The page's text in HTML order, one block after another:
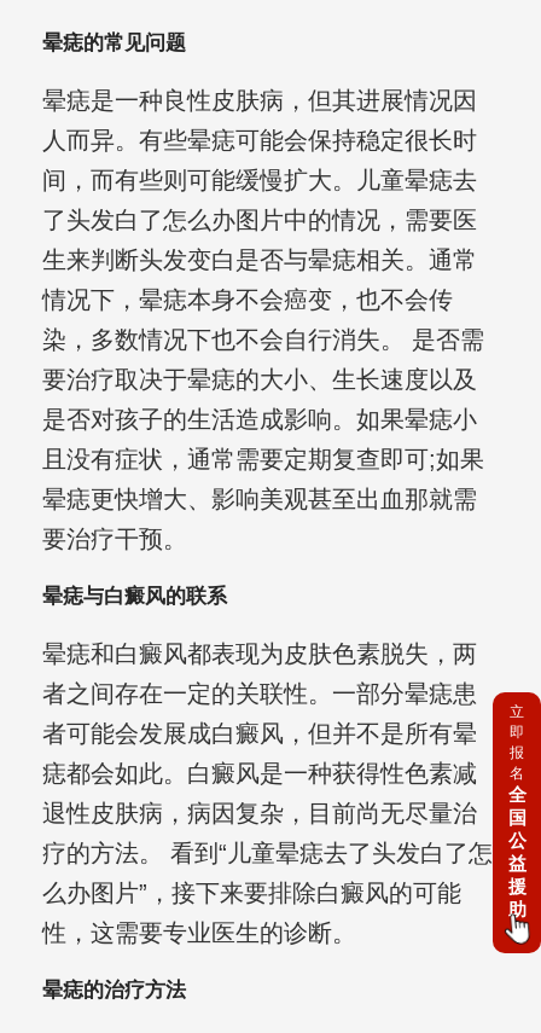
晕痣的常见问题
晕痣是一种良性皮肤病，但其进展情况因
人而异。有些晕痣可能会保持稳定很长时
间，而有些则可能缓慢扩大。儿童晕痣去
了头发白了怎么办图片中的情况，需要医
生来判断头发变白是否与晕痣相关。通常
情况下，晕痣本身不会癌变，也不会传
染，多数情况下也不会自行消失。 是否需
要治疗取决于晕痣的大小、生长速度以及
是否对孩子的生活造成影响。如果晕痣小
且没有症状，通常需要定期复查即可;如果
晕痣更快增大、影响美观甚至出血那就需
要治疗干预。
晕痣与白癜风的联系
晕痣和白癜风都表现为皮肤色素脱失，两
者之间存在一定的关联性。一部分晕痣患
者可能会发展成白癜风，但并不是所有晕
痣都会如此。白癜风是一种获得性色素减
退性皮肤病，病因复杂，目前尚无尽量治
疗的方法。 看到“儿童晕痣去了头发白了怎
么办图片”，接下来要排除白癜风的可能
性，这需要专业医生的诊断。
晕痣的治疗方法
立
即
报
名
全
国
公
益
援
助